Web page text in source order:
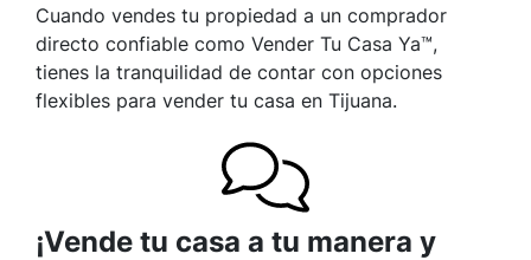
Cuando vendes tu propiedad a un comprador
directo confiable como Vender Tu Casa Ya™,
tienes la tranquilidad de contar con opciones
flexibles para vender tu casa en Tijuana.
¡Vende tu casa a tu manera y